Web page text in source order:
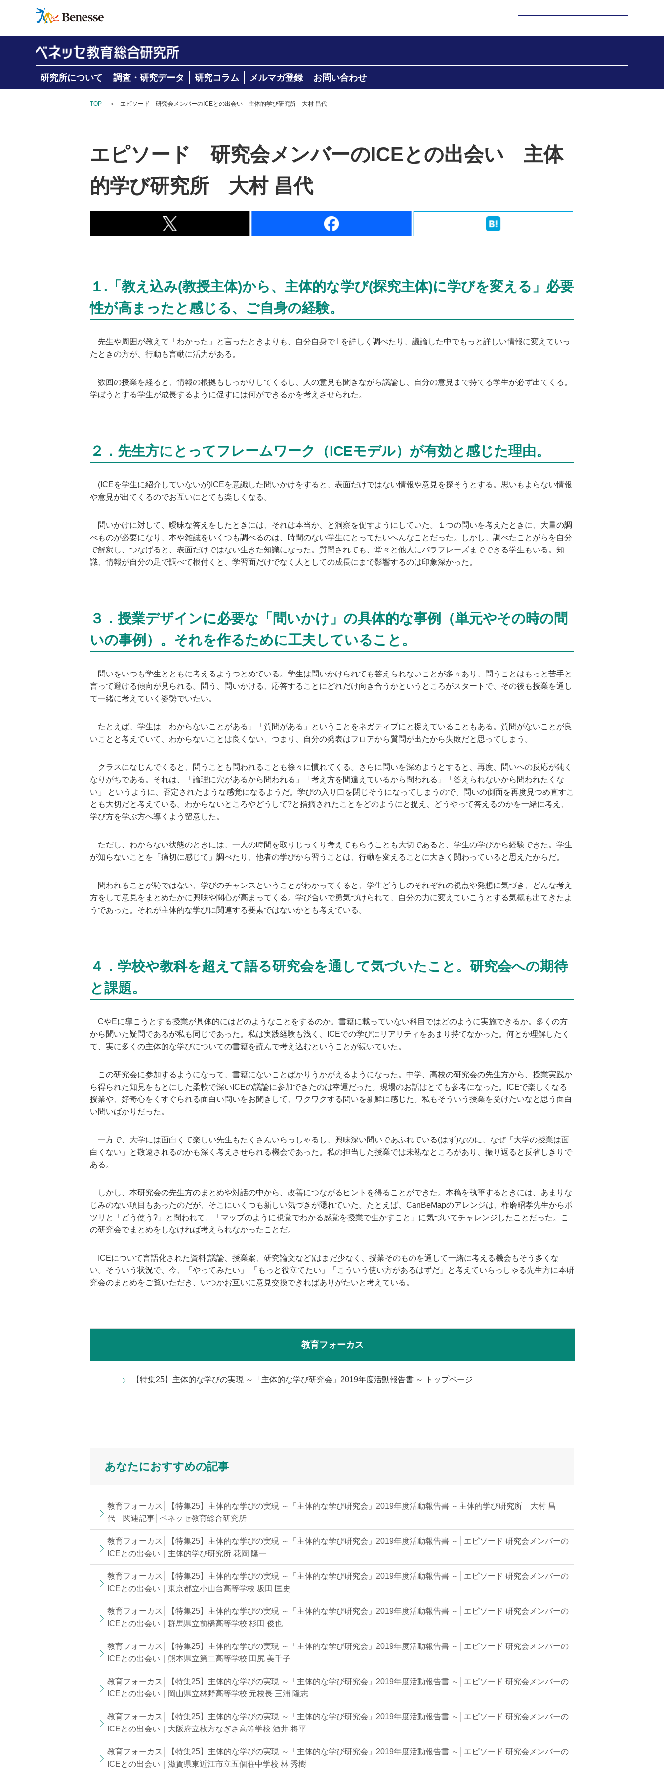
研究所について 調査・研究データ 研究コラム メルマガ登録 お問い合わせ
TOP ＞ エピソード 研究会メンバーのICEとの出会い 主体的学び研究所 大村 昌代
エピソード 研究会メンバーのICEとの出会い 主体
的学び研究所 大村 昌代
１.「教え込み(教授主体)から、主体的な学び(探究主体)に学びを変える」必要
性が高まったと感じる、ご自身の経験。
先生や周囲が教えて「わかった」と言ったときよりも、自分自身で I を詳しく調べたり、議論した中でもっと詳しい情報に変えていっ
たときの方が、行動も言動に活力がある。
数回の授業を経ると、情報の根拠もしっかりしてくるし、人の意見も聞きながら議論し、自分の意見まで持てる学生が必ず出てくる。
学ぼうとする学生が成長するように促すには何ができるかを考えさせられた。
２．先生方にとってフレームワーク（ICEモデル）が有効と感じた理由。
(ICEを学生に紹介していないが)ICEを意識した問いかけをすると、表面だけではない情報や意見を探そうとする。思いもよらない情報
や意見が出てくるのでお互いにとても楽しくなる。
問いかけに対して、曖昧な答えをしたときには、それは本当か、と洞察を促すようにしていた。１つの問いを考えたときに、大量の調
べものが必要になり、本や雑誌をいくつも調べるのは、時間のない学生にとってたいへんなことだった。しかし、調べたことがらを自分
で解釈し、つなげると、表面だけではない生きた知識になった。質問されても、堂々と他人にパラフレーズまでできる学生もいる。知
識、情報が自分の足で調べて根付くと、学習面だけでなく人としての成長にまで影響するのは印象深かった。
３．授業デザインに必要な「問いかけ」の具体的な事例（単元やその時の問
いの事例）。それを作るために工夫していること。
問いをいつも学生とともに考えるようつとめている。学生は問いかけられても答えられないことが多々あり、問うことはもっと苦手と
言って避ける傾向が見られる。問う、問いかける、応答することにどれだけ向き合うかというところがスタートで、その後も授業を通し
て一緒に考えていく姿勢でいたい。
たとえば、学生は「わからないことがある」「質問がある」ということをネガティブにと捉えていることもある。質問がないことが良
いことと考えていて、わからないことは良くない、つまり、自分の発表はフロアから質問が出たから失敗だと思ってしまう。
クラスになじんでくると、問うことも問われることも徐々に慣れてくる。さらに問いを深めようとすると、再度、問いへの反応が鈍く
なりがちである。それは、「論理に穴があるから問われる」「考え方を間違えているから問われる」「答えられないから問われたくな
い」 というように、否定されたような感覚になるようだ。学びの入り口を閉じそうになってしまうので、問いの側面を再度見つめ直すこ
とも大切だと考えている。わからないところやどうして?と指摘されたことをどのようにと捉え、どうやって答えるのかを一緒に考え、
学び方を学ぶ方へ導くよう留意した。
ただし、わからない状態のときには、一人の時間を取りじっくり考えてもらうことも大切であると、学生の学びから経験できた。学生
が知らないことを「痛切に感じて」調べたり、他者の学びから習うことは、行動を変えることに大きく関わっていると思えたからだ。
問われることが恥ではない、学びのチャンスということがわかってくると、学生どうしのそれぞれの視点や発想に気づき、どんな考え
方をして意見をまとめたかに興味や関心が高まってくる。学び合いで勇気づけられて、自分の力に変えていこうとする気概も出てきたよ
うであった。それが主体的な学びに関連する要素ではないかとも考えている。
４．学校や教科を超えて語る研究会を通して気づいたこと。研究会への期待
と課題。
CやEに導こうとする授業が具体的にはどのようなことをするのか。書籍に載っていない科目ではどのように実施できるか。多くの方
から聞いた疑問であるが私も同じであった。私は実践経験も浅く、ICEでの学びにリアリティをあまり持てなかった。何とか理解したく
て、実に多くの主体的な学びについての書籍を読んで考え込むということが続いていた。
この研究会に参加するようになって、書籍にないことばかりうかがえるようになった。中学、高校の研究会の先生方から、授業実践か
ら得られた知見をもとにした柔軟で深いICEの議論に参加できたのは幸運だった。現場のお話はとても参考になった。ICEで楽しくなる
授業や、好奇心をくすぐられる面白い問いをお聞きして、ワクワクする問いを新鮮に感じた。私もそういう授業を受けたいなと思う面白
い問いばかりだった。
一方で、大学には面白くて楽しい先生もたくさんいらっしゃるし、興味深い問いであふれている(はず)なのに、なぜ「大学の授業は面
白くない」と敬遠されるのかも深く考えさせられる機会であった。私の担当した授業では未熟なところがあり、振り返ると反省しきりで
ある。
しかし、本研究会の先生方のまとめや対話の中から、改善につながるヒントを得ることができた。本稿を執筆するときには、あまりな
じみのない項目もあったのだが、そこにいくつも新しい気づきが隠れていた。たとえば、CanBeMapのアレンジは、柞磨昭孝先生からポ
ツリと「どう使う?」と問われて、「マップのように視覚でわかる感覚を授業で生かすこと」に気づいてチャレンジしたことだった。こ
の研究会でまとめをしなければ考えられなかったことだ。
ICEについて言語化された資料(議論、授業案、研究論文など)はまだ少なく、授業そのものを通して一緒に考える機会もそう多くな
い。そういう状況で、今、「やってみたい」 「もっと役立てたい」「こういう使い方があるはずだ」と考えていらっしゃる先生方に本研
究会のまとめをご覧いただき、いつかお互いに意見交換できればありがたいと考えている。
教育フォーカス
【特集25】主体的な学びの実現 ～「主体的な学び研究会」2019年度活動報告書 ～ トップページ
あなたにおすすめの記事
教育フォーカス│【特集25】主体的な学びの実現 ～「主体的な学び研究会」2019年度活動報告書 ～主体的学び研究所 大村 昌
代 関連記事│ベネッセ教育総合研究所
教育フォーカス│【特集25】主体的な学びの実現 ～「主体的な学び研究会」2019年度活動報告書 ～│エピソード 研究会メンバーの
ICEとの出会い｜主体的学び研究所 花岡 隆一
教育フォーカス│【特集25】主体的な学びの実現 ～「主体的な学び研究会」2019年度活動報告書 ～│エピソード 研究会メンバーの
ICEとの出会い｜東京都立小山台高等学校 坂田 匡史
教育フォーカス│【特集25】主体的な学びの実現 ～「主体的な学び研究会」2019年度活動報告書 ～│エピソード 研究会メンバーの
ICEとの出会い｜群馬県立前橋高等学校 杉田 俊也
教育フォーカス│【特集25】主体的な学びの実現 ～「主体的な学び研究会」2019年度活動報告書 ～│エピソード 研究会メンバーの
ICEとの出会い｜熊本県立第二高等学校 田尻 美千子
教育フォーカス│【特集25】主体的な学びの実現 ～「主体的な学び研究会」2019年度活動報告書 ～│エピソード 研究会メンバーの
ICEとの出会い｜岡山県立林野高等学校 元校長 三浦 隆志
教育フォーカス│【特集25】主体的な学びの実現 ～「主体的な学び研究会」2019年度活動報告書 ～│エピソード 研究会メンバーの
ICEとの出会い｜大阪府立枚方なぎさ高等学校 酒井 将平
教育フォーカス│【特集25】主体的な学びの実現 ～「主体的な学び研究会」2019年度活動報告書 ～│エピソード 研究会メンバーの
ICEとの出会い｜滋賀県東近江市立五個荘中学校 林 秀樹